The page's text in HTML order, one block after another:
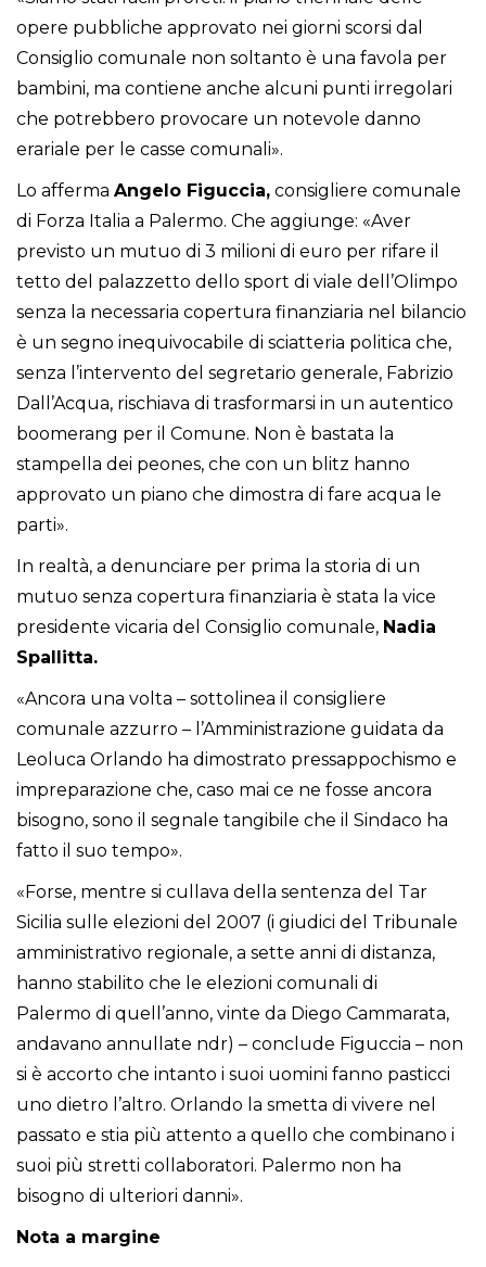
opere pubbliche approvato nei giorni scorsi dal
Consiglio comunale non soltanto è una favola per
bambini, ma contiene anche alcuni punti irregolari
che potrebbero provocare un notevole danno
erariale per le casse comunali».
Lo afferma Angelo Figuccia, consigliere comunale
di Forza Italia a Palermo. Che aggiunge: «Aver
previsto un mutuo di 3 milioni di euro per rifare il
tetto del palazzetto dello sport di viale dell’Olimpo
senza la necessaria copertura finanziaria nel bilancio
è un segno inequivocabile di sciatteria politica che,
senza l’intervento del segretario generale, Fabrizio
Dall’Acqua, rischiava di trasformarsi in un autentico
boomerang per il Comune. Non è bastata la
stampella dei peones, che con un blitz hanno
approvato un piano che dimostra di fare acqua le
parti».
In realtà, a denunciare per prima la storia di un
mutuo senza copertura finanziaria è stata la vice
presidente vicaria del Consiglio comunale, Nadia
Spallitta.
«Ancora una volta – sottolinea il consigliere
comunale azzurro – l’Amministrazione guidata da
Leoluca Orlando ha dimostrato pressappochismo e
impreparazione che, caso mai ce ne fosse ancora
bisogno, sono il segnale tangibile che il Sindaco ha
fatto il suo tempo».
«Forse, mentre si cullava della sentenza del Tar
Sicilia sulle elezioni del 2007 (i giudici del Tribunale
amministrativo regionale, a sette anni di distanza,
hanno stabilito che le elezioni comunali di
Palermo di quell’anno, vinte da Diego Cammarata,
andavano annullate ndr) – conclude Figuccia – non
si è accorto che intanto i suoi uomini fanno pasticci
uno dietro l’altro. Orlando la smetta di vivere nel
passato e stia più attento a quello che combinano i
suoi più stretti collaboratori. Palermo non ha
bisogno di ulteriori danni».
Nota a margine